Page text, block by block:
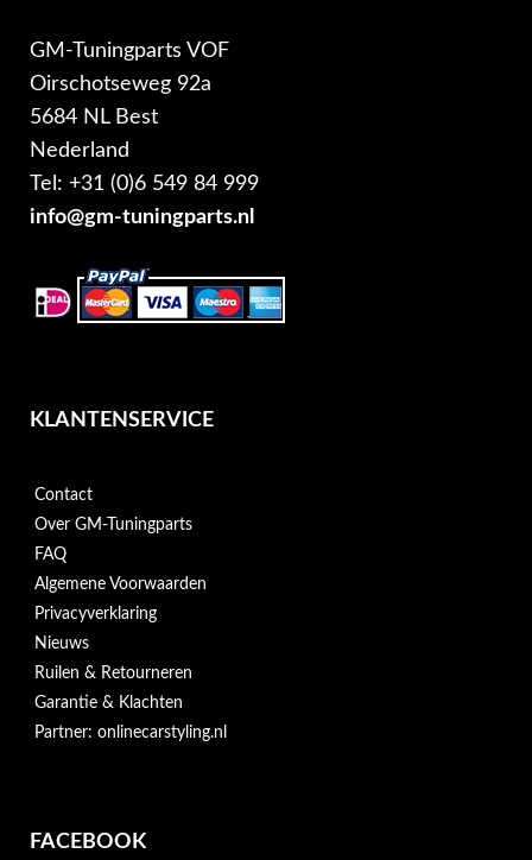
GM-Tuningparts VOF
Oirschotseweg 92a
5684 NL Best
Nederland
Tel: +31 (0)6 549 84 999
info@gm-tuningparts.nl
KLANTENSERVICE
Contact
Over GM-Tuningparts
FAQ
Algemene Voorwaarden
Privacyverklaring
Nieuws
Ruilen & Retourneren
Garantie & Klachten
Partner: onlinecarstyling.nl
FACEBOOK